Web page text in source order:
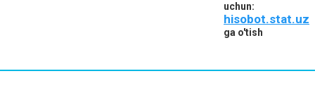
uchun:
hisobot.stat.uz
ga o'tish